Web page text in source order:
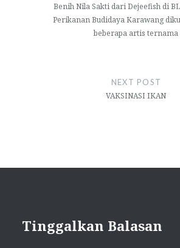
Benih Nila Sakti dari Dejeefish di
Perikanan Budidaya Karawang
beberapa artis ternama
NEXT POST
VAKSINASI IKAN
Tinggalkan Balasan